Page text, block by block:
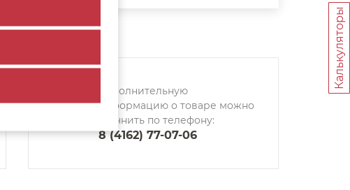
Дополнительную
информацию о товаре можно
уточнить по телефону:
8 (4162) 77-07-06
Калькуляторы